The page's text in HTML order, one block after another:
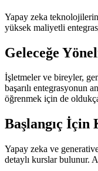
Yapay zeka
yüksek maliyetli
Geleceğe
İşletmeler ve bireyler,
başarılı entegrasyonun
öğrenmek için de
Başlangıç İçin
Yapay zeka ve
detaylı kurslar bulunur.